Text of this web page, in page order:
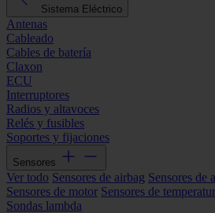
Sistema Eléctrico
Antenas
Cableado
Cables de batería
Claxon
ECU
Interruptores
Radios y altavoces
Relés y fusibles
Soportes y fijaciones
Sensores
Ver todo Sensores de airbag Sensores de
Sensores de motor Sensores de
Sondas lambda